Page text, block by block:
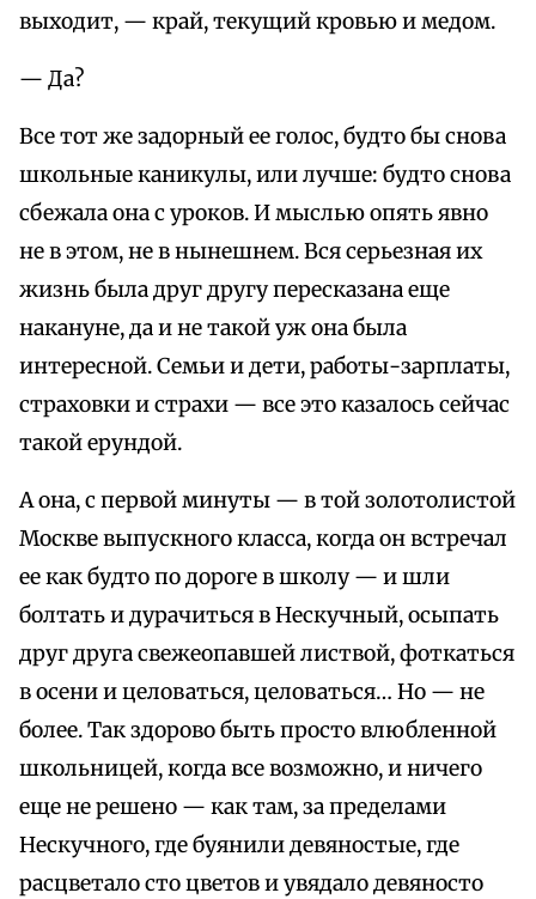
выходит, — край, текущий кровью и медом.
— Да?
Все тот же задорный ее голос, будто бы снова
школьные каникулы, или лучше: будто снова
сбежала она с уроков. И мыслью опять явно
не в этом, не в нынешнем. Вся серьезная их
жизнь была друг другу пересказана еще
накануне, да и не такой уж она была
интересной. Семьи и дети, работы-зарплаты,
страховки и страхи — все это казалось сейчас
такой ерундой.
А она, с первой минуты — в той золотолистой
Москве выпускного класса, когда он встречал
ее как будто по дороге в школу — и шли
болтать и дурачиться в Нескучный, осыпать
друг друга свежеопавшей листвой, фоткаться
в осени и целоваться, целоваться… Но — не
более. Так здорово быть просто влюбленной
школьницей, когда все возможно, и ничего
еще не решено — как там, за пределами
Нескучного, где буянили девяностые, где
расцветало сто цветов и увядало девяносто